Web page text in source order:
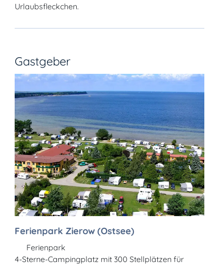
Urlaubsfleckchen.
Gastgeber
Ferienpark Zierow (Ostsee)
Ferienpark
4-Sterne-Campingplatz mit 300 Stellplätzen für